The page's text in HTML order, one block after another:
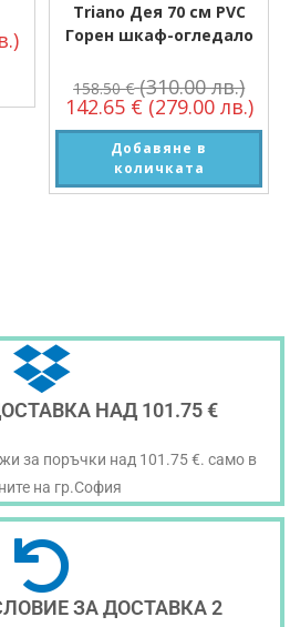
Triano Дея 70 см PVC
Горен шкаф-огледало
158.50€ (310.00 лв.)
142.65 € (279.00 лв.)
Добавяне в
количката
НАД 101.75 €
за поръчки над 101.75 €. само в
на гр.София
ЗА ДОСТАВКА 2